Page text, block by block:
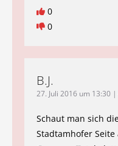
0
0
B.J.
27. Juli 2016 um 13:30 |
Schaut man sich
Stadtamhofer